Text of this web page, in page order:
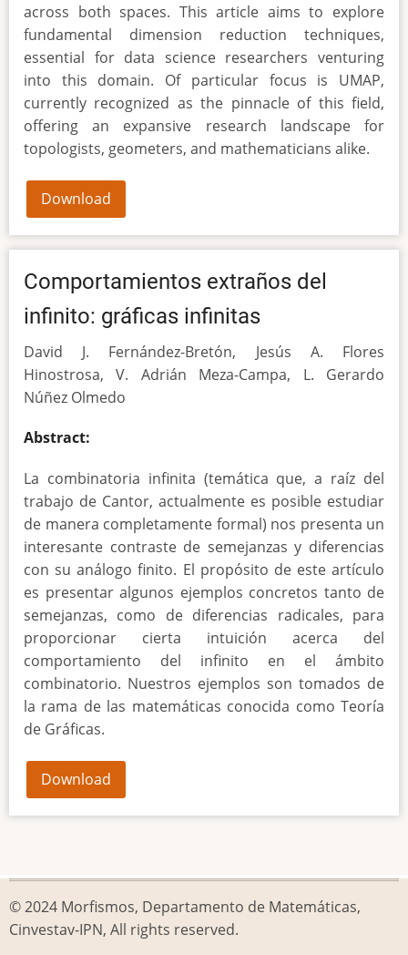
across both spaces. This article aims to explore
fundamental dimension reduction techniques,
essential for data science researchers venturing
into this domain. Of particular focus is UMAP,
currently recognized as the pinnacle of this field,
offering an expansive research landscape for
topologists, geometers, and mathematicians alike.
Download
Comportamientos extraños del
infinito: gráficas infinitas
David J. Fernández-Bretón, Jesús A. Flores
Hinostrosa, V. Adrián Meza-Campa, L. Gerardo
Núñez Olmedo
Abstract:
La combinatoria infinita (temática que, a raíz del
trabajo de Cantor, actualmente es posible estudiar
de manera completamente formal) nos presenta un
interesante contraste de semejanzas y diferencias
con su análogo finito. El propósito de este artículo
es presentar algunos ejemplos concretos tanto de
semejanzas, como de diferencias radicales, para
proporcionar cierta intuición acerca del
comportamiento del infinito en el ámbito
combinatorio. Nuestros ejemplos son tomados de
la rama de las matemáticas conocida como Teoría
de Gráficas.
Download
© 2024 Morfismos, Departamento de Matemáticas,
Cinvestav-IPN, All rights reserved.